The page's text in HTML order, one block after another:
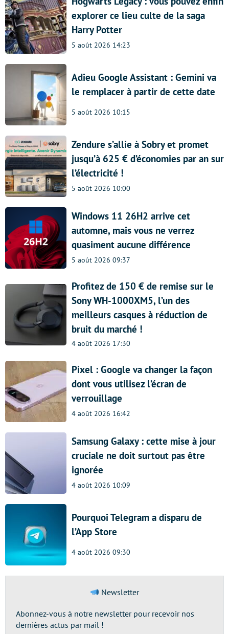
explorer ce lieu culte de la saga
Harry Potter
5 août 2026 14:23
Adieu Google Assistant : Gemini va
le remplacer à partir de cette date
5 août 2026 10:15
Zendure s’allie à Sobry et promet
jusqu’à 625 € d’économies par an sur
l’électricité !
5 août 2026 10:00
Windows 11 26H2 arrive cet
automne, mais vous ne verrez
quasiment aucune différence
5 août 2026 09:37
Profitez de 150 € de remise sur le
Sony WH-1000XM5, l’un des
meilleurs casques à réduction de
bruit du marché !
4 août 2026 17:30
Pixel : Google va changer la façon
dont vous utilisez l’écran de
verrouillage
4 août 2026 16:42
Samsung Galaxy : cette mise à jour
cruciale ne doit surtout pas être
ignorée
4 août 2026 10:09
Pourquoi Telegram a disparu de
l’App Store
4 août 2026 09:30
Newsletter
Abonnez-vous à notre newsletter pour recevoir nos
dernières actus par mail !